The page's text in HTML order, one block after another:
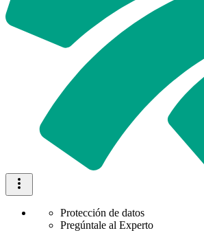
Protección de datos
Pregúntale al Experto